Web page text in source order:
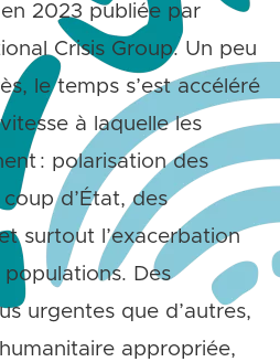
2023 publiée par
Crisis Group. Un peu
le temps s’est accéléré
à laquelle les
: polarisation des
d’État, des
surtout l’exacerbation
Des
urgentes que d’autres,
appropriée,